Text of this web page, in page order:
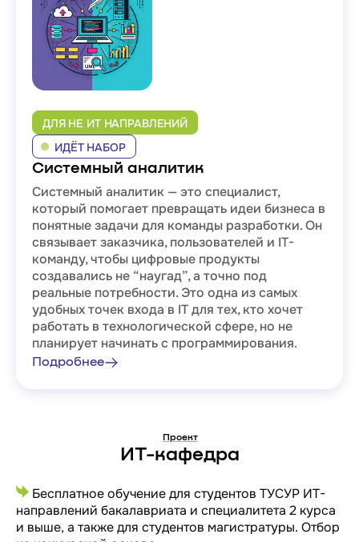
ДЛЯ НЕ ИТ НАПРАВЛЕНИЙ
ИДЁТ НАБОР
Системный аналитик
Системный аналитик — это специалист,
который помогает превращать идеи бизнеса в
понятные задачи для команды разработки. Он
связывает заказчика, пользователей и IT-
команду, чтобы цифровые продукты
создавались не “наугад”, а точно под
реальные потребности. Это одна из самых
удобных точек входа в IT для тех, кто хочет
работать в технологической сфере, но не
планирует начинать с программирования.
Подробнее
Проект
ИТ-кафедра
Бесплатное обучение для студентов ТУСУР ИТ-
направлений бакалавриата и специалитета 2 курса
и выше, а также для студентов магистратуры. Отбор